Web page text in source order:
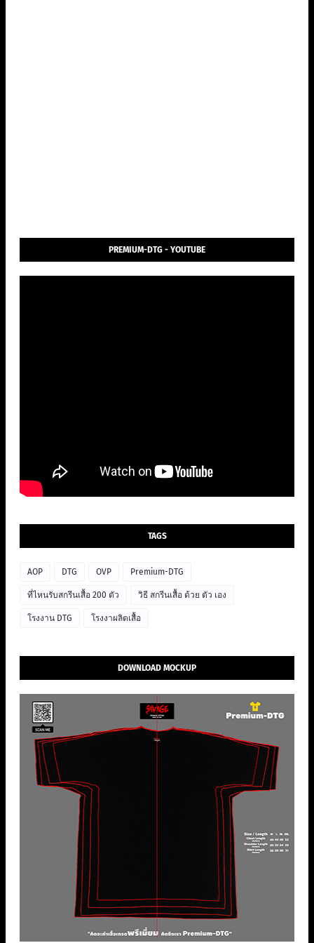
PREMIUM-DTG - YOUTUBE
TAGS
AOP DTG OVP Premium-DTG
ที่ไหนรับสกรีนเสื้อ 200 ตัว วิธี สกรีนเสื้อ ด้วย ตัว เอง
โรงงาน DTG โรงงาผลิตเสื้อ
DOWNLOAD MOCKUP